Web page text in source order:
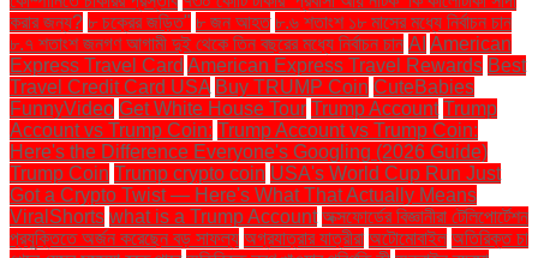
করার জন্য? ৮ চক্রের জড়িত" ৮ জন আহত ৮.৬ শতাংশ ১৮ মাসের মধ্যে নির্বাচন চান
৮.৭ শতাংশ জনগণ আগামী দুই থেকে তিন বছরের মধ্যে নির্বাচন চান AI American
Express Travel Card American Express Travel Rewards Best
Travel Credit Card USA Buy TRUMP Coin CuteBabies
FunnyVideo Get White House Tour Trump Account Trump
Account vs Trump Coin: Trump Account vs Trump Coin:
Here's the Difference Everyone's Googling (2026 Guide)
Trump Coin Trump crypto coin USA's World Cup Run Just
Got a Crypto Twist — Here's What That Actually Means
ViralShorts what is a Trump Account অক্সফোর্ডের বিজ্ঞানীরা টেলিপোর্টেশন
প্রযুক্তিতে অর্জন করেছেন বড় সাফল্য অগ্রযাত্রার যাত্রীরা অটোমোবাইল অতিরিক্ত চা